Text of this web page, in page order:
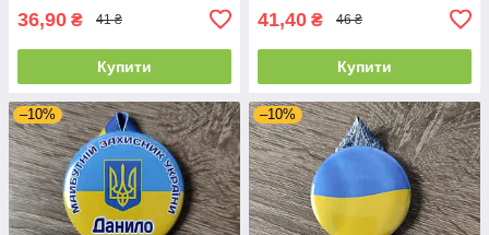
36,90 ₴ 41 ₴
Купити
41,40 ₴ 46 ₴
Купити
–10% –10%